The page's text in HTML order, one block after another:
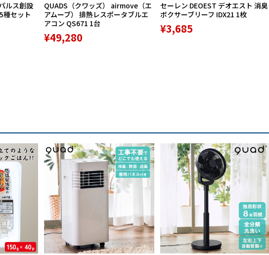
ルス創設
種セット
QUADS（クワッズ） airmove（エ
アムーブ） 排熱レスポータブルエ
アコン QS671 1台
¥49,280
セーレン DEOEST デオエスト 消臭
ボクサーブリーフ IDX21 1枚
¥3,685